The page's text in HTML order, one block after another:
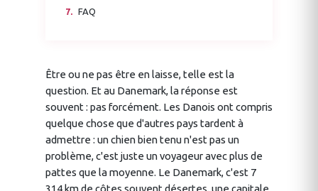
FAQ
Être ou ne pas être en laisse, telle est la
question. Et au Danemark, la réponse est
souvent : pas forcément. Les Danois ont compris
quelque chose que d'autres pays tardent à
admettre : un chien bien tenu n'est pas un
problème, c'est juste un voyageur avec plus de
pattes que la moyenne. Le Danemark, c'est 7